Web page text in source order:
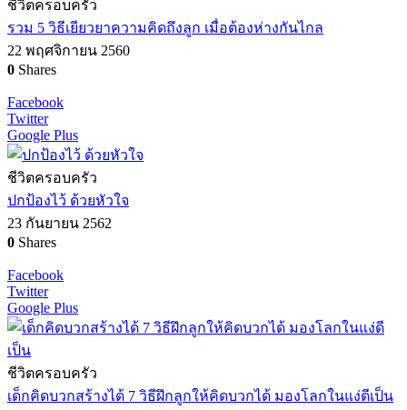
ชีวิตครอบครัว
รวม 5 วิธีเยียวยาความคิดถึงลูก เมื่อต้องห่างกันไกล
22 พฤศจิกายน 2560
0 Shares
Facebook
Twitter
Google Plus
ชีวิตครอบครัว
ปกป้องไว้ ด้วยหัวใจ
23 กันยายน 2562
0 Shares
Facebook
Twitter
Google Plus
ชีวิตครอบครัว
เด็กคิดบวกสร้างได้ 7 วิธีฝึกลูกให้คิดบวกได้ มองโลกในแง่ดีเป็น